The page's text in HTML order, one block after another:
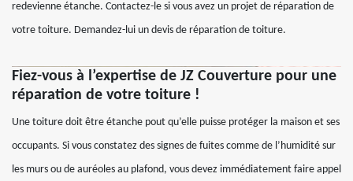
redevienne étanche. Contactez-le si vous avez un projet de réparation de
votre toiture. Demandez-lui un devis de réparation de toiture.
Fiez-vous à l’expertise de JZ Couverture pour une
réparation de votre toiture !
Une toiture doit être étanche pout qu’elle puisse protéger la maison et ses
occupants. Si vous constatez des signes de fuites comme de l’humidité sur
les murs ou de auréoles au plafond, vous devez immédiatement faire appel